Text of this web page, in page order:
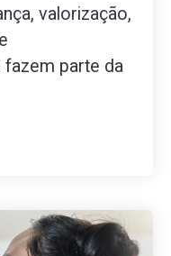
valorização,
fazem parte da